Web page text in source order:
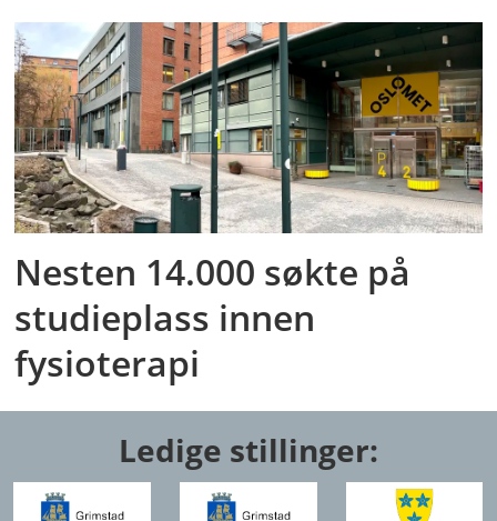
Nesten 14.000 søkte på
studieplass innen
fysioterapi
Ledige stillinger: